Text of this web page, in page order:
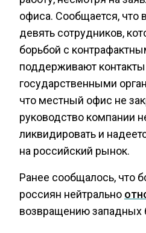
офиса. Сообщается, что
девять сотрудников,
борьбой с
поддерживают
государственными
что местный офис не
руководство компании
ликвидировать и
на российский рынок.
Ранее сообщалось, что
россиян нейтрально
возвращению западных